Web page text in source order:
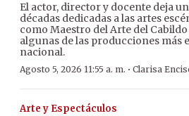
El actor, director y docente deja
décadas dedicadas a las artes
como Maestro del Arte del
algunas de las producciones más
nacional.
Agosto 5, 2026 11:55 a. m. · Clarisa
Arte y Espectáculos